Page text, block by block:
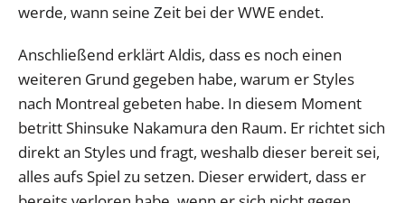
werde, wann seine Zeit bei der WWE endet.
Anschließend erklärt Aldis, dass es noch einen
weiteren Grund gegeben habe, warum er Styles
nach Montreal gebeten habe. In diesem Moment
betritt Shinsuke Nakamura den Raum. Er richtet sich
direkt an Styles und fragt, weshalb dieser bereit sei,
alles aufs Spiel zu setzen. Dieser erwidert, dass er